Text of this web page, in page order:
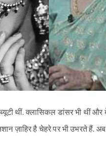
थीं. क्लासिकल डांसर भी थीं
ज़ाहिर है चेहरे पर भी उभरते हैं.